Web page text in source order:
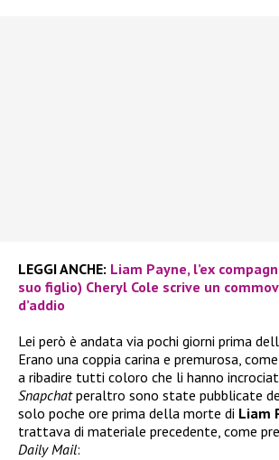
LEGGI ANCHE: Liam Payne, l’ex
suo figlio) Cheryl Cole scrive un
d’addio
Lei però è andata via pochi giorni prima
Erano una coppia carina e premurosa,
a ribadire tutti coloro che li hanno
Snapchatperaltro sono state pubblicate
solo poche ore prima della morte di Liam
trattava di materiale precedente, come
Daily Mail: